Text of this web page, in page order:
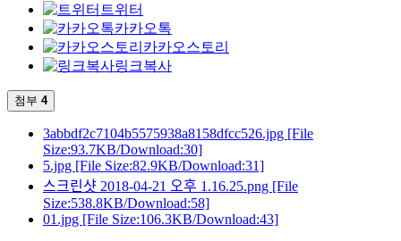
트위터
카카오톡
카카오스토리
링크복사
첨부 4
3abbdf2c7104b5575938a8158dfcc526.jpg [File
Size:93.7KB/Download:30]
5.jpg [File Size:82.9KB/Download:31]
스크린샷 2018-04-21 오후 1.16.25.png [File
Size:538.8KB/Download:58]
01.jpg [File Size:106.3KB/Download:43]